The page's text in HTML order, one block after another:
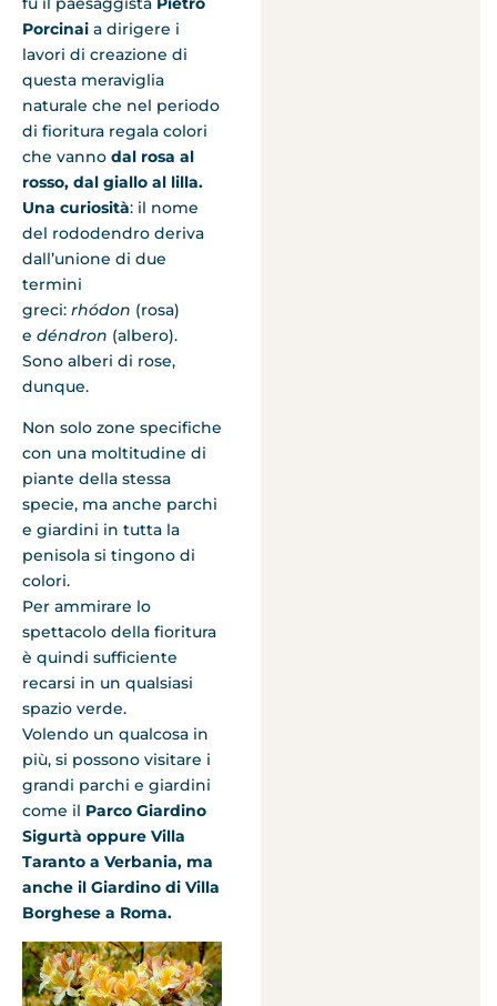
Porcinai a dirigere i
lavori di creazione di
questa meraviglia
naturale che nel periodo
di fioritura regala colori
che vanno dal rosa al
rosso, dal giallo al lilla.
Una curiosità: il nome
del rododendro deriva
dall’unione di due
termini
greci: rhódon (rosa)
e déndron (albero).
Sono alberi di rose,
dunque.
Non solo zone specifiche
con una moltitudine di
piante della stessa
specie, ma anche parchi
e giardini in tutta la
penisola si tingono di
colori.
Per ammirare lo
spettacolo della fioritura
è quindi sufficiente
recarsi in un qualsiasi
spazio verde.
Volendo un qualcosa in
più, si possono visitare i
grandi parchi e giardini
come il Parco Giardino
Sigurtà oppure Villa
Taranto a Verbania, ma
anche il Giardino di Villa
Borghese a Roma.